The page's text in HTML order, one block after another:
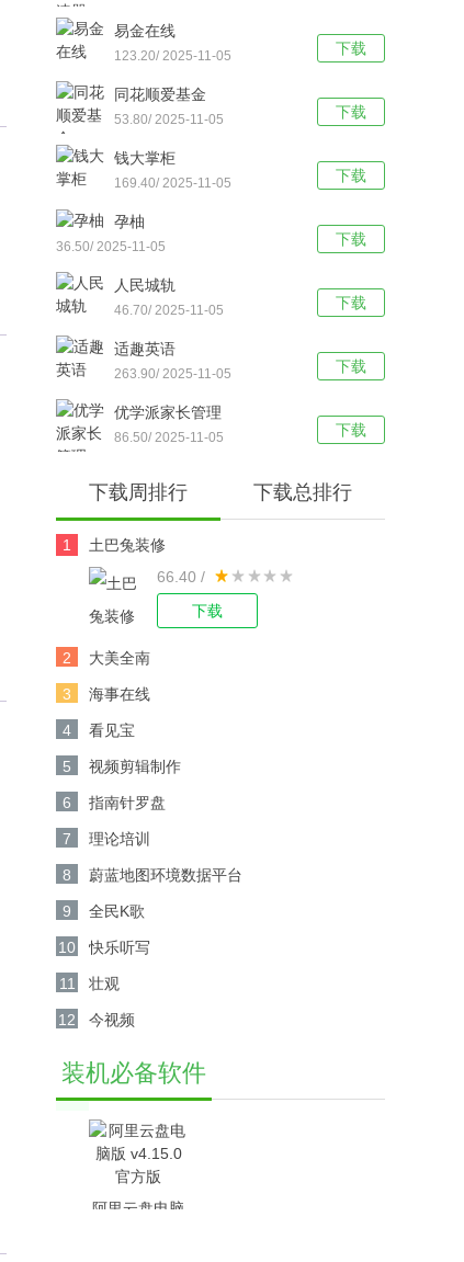
下载
易金在线
123.20/ 2025-11-05
下载
同花顺爱基金
53.80/ 2025-11-05
下载
钱大掌柜
169.40/ 2025-11-05
下载
孕柚
36.50/ 2025-11-05
下载
人民城轨
46.70/ 2025-11-05
下载
适趣英语
263.90/ 2025-11-05
下载
优学派家长管理
86.50/ 2025-11-05
下载周排行 下载总排行
1
土巴兔装修
66.40 /
下载
2 大美全南
3 海事在线
4 看见宝
5 视频剪辑制作
6 指南针罗盘
7 理论培训
8 蔚蓝地图环境数据平台
9 全民K歌
10 快乐听写
11 壮观
12 今视频
装机必备软件
阿里云盘电脑